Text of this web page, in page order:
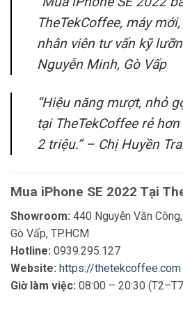
TheTekCoffee, máy
nhân viên tư vấn kỹ
Nguyễn Minh, Gò Vấp
“Hiệu năng mượt, nhỏ
tại TheTekCoffee rẻ
2 triệu.” – Chị Huyền
Mua iPhone SE 2022 Tại
Showroom: 440 Nguyễn Văn
Gò Vấp, TP.HCM
Hotline: 0939.295.127
Website: https://thetekcoffee.com
Giờ làm việc: 08:00 – 20:30